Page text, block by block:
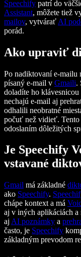
Speechify patrí do
Assistant, môžete tiež
mailov, vytvárať AI
porád.
Ako upraviť
Po nadiktovaní e-mailu
písaný e-mail v Gmaili.
doladíte ho
nechajú e-mail aj
odhalili neobratné
počuť než vidieť. Tento
odoslaním dôležitých
Je Speechify
vstavané
Gmail má základné
ako Speechify.
chápe kontext a má
aj v iných aplikáciách a
aj AI poznámky a
často, je Speechify
základným prevodom